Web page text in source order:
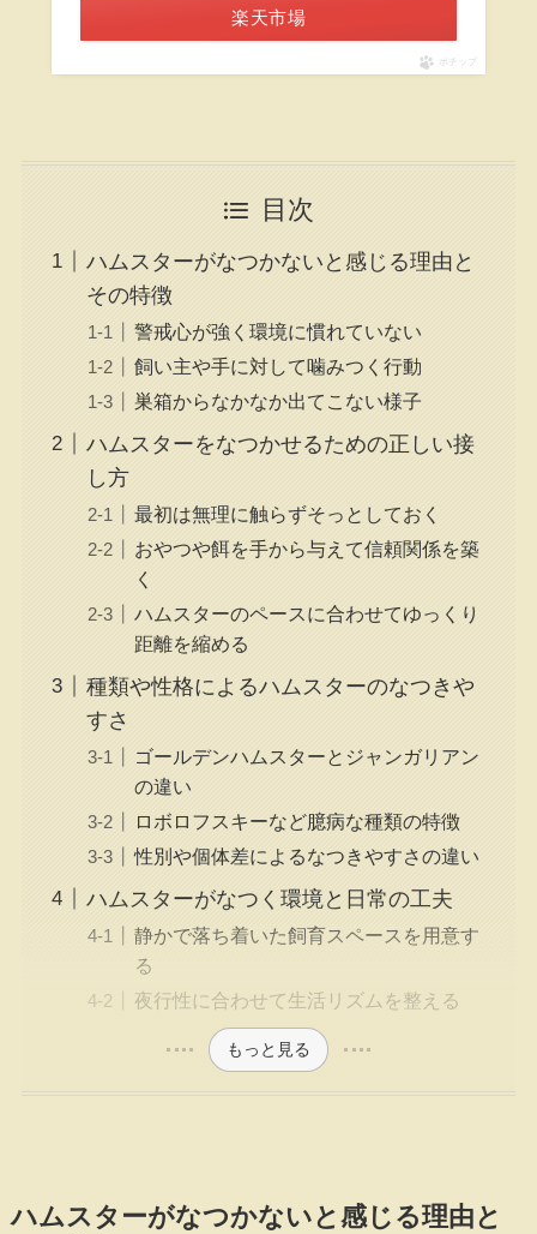
楽天市場
ポチップ
目次
ハムスターがなつかないと感じる理由と
その特徴
警戒心が強く環境に慣れていない
飼い主や手に対して噛みつく行動
巣箱からなかなか出てこない様子
ハムスターをなつかせるための正しい接
し方
最初は無理に触らずそっとしておく
おやつや餌を手から与えて信頼関係を築
く
ハムスターのペースに合わせてゆっくり
距離を縮める
種類や性格によるハムスターのなつきや
すさ
ゴールデンハムスターとジャンガリアン
の違い
ロボロフスキーなど臆病な種類の特徴
性別や個体差によるなつきやすさの違い
ハムスターがなつく環境と日常の工夫
静かで落ち着いた飼育スペースを用意す
る
夜行性に合わせて生活リズムを整える
もっと見る
ハムスターがなつかないと感じる理由と